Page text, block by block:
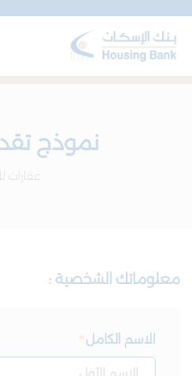
نموذج
عقارات
معلوماتك الشخصية :
الاسم الكامل